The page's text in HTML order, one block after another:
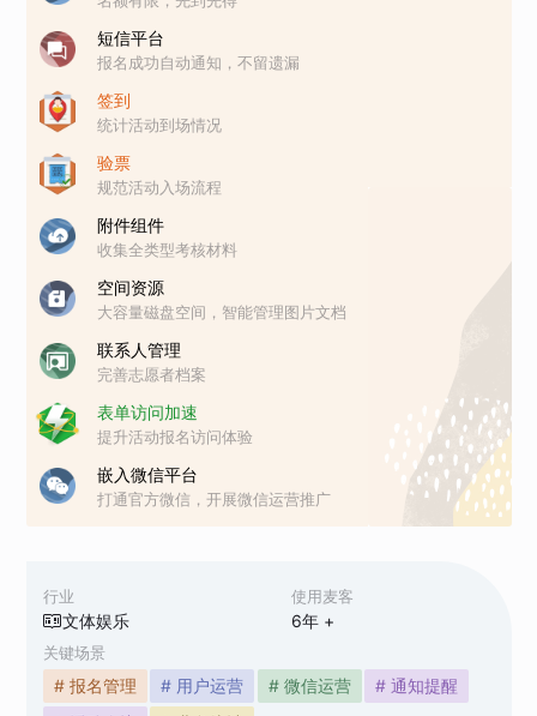
行业
文体娱乐
使用麦客
6年 +
关键场景
# 报名管理 # 用户运营 # 微信运营
# 通知提醒
短信平台
报名成功自动通知，不留遗漏
签到
统计活动到场情况
验票
规范活动入场流程
附件组件
收集全类型考核材料
空间资源
大容量磁盘空间，智能管理图片文档
联系人管理
完善志愿者档案
表单访问加速
提升活动报名访问体验
嵌入微信平台
打通官方微信，开展微信运营推广